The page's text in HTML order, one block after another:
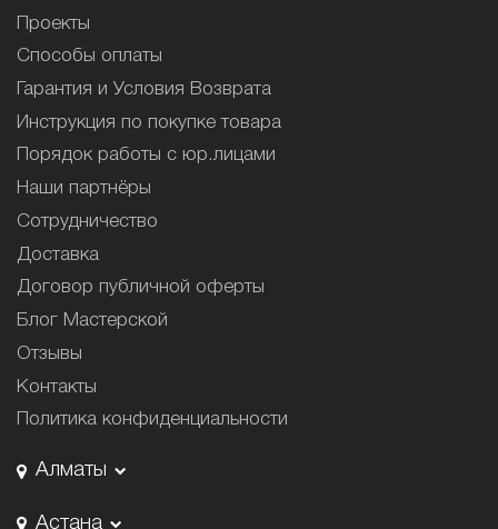
Проекты
Способы оплаты
Гарантия и Условия Возврата
Инструкция по покупке товара
Порядок работы с юр.лицами
Наши партнёры
Сотрудничество
Доставка
Договор публичной оферты
Блог Мастерской
Отзывы
Контакты
Политика конфиденциальности
Алматы
Астана